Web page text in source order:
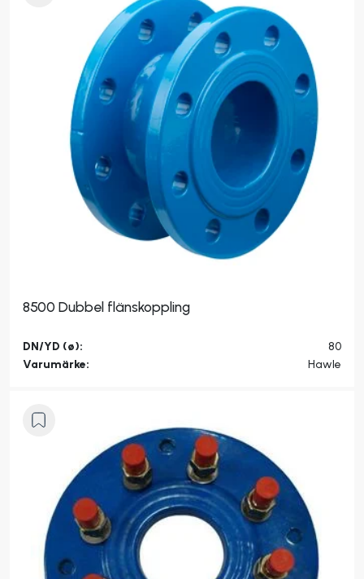
8500 Dubbel flänskoppling
DN/YD (ø):
80
Varumärke:
Hawle